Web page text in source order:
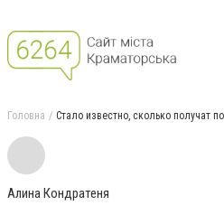
Головна Стало известно, сколько получат
Алина Кондратеня